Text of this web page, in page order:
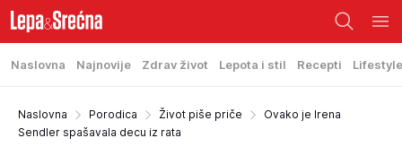
Naslovna Najnovije Zdrav život Lepota i stil Recepti Lifestyle
Naslovna Porodica Život piše priče
Ovako je Irena
Sendler spašavala decu iz rata